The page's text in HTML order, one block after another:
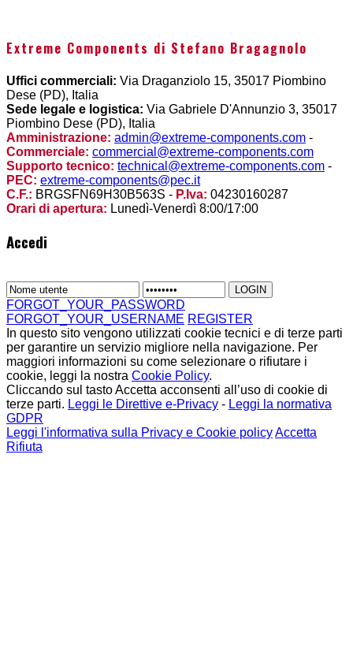
Extreme Components di Stefano Bragagnolo
Uffici commerciali: Via Draganziolo 15, 35017 Piombino
Dese (PD), Italia
Sede legale e logistica: Via Gabriele D'Annunzio 3, 35017
Piombino Dese (PD), Italia
Amministrazione: admin@extreme-components.com -
Commerciale: commercial@extreme-components.com
Supporto tecnico: technical@extreme-components.com -
PEC: extreme-components@pec.it
C.F.: BRGSFN69H30B563S - P.Iva: 04230160287
Orari di apertura: Lunedì-Venerdì 8:00/17:00
Accedi
FORGOT_YOUR_PASSWORD
FORGOT_YOUR_USERNAME REGISTER
In questo sito vengono utilizzati cookie tecnici e di terze parti
per garantire un servizio migliore nella navigazione. Per
maggiori informazioni su come selezionare o rifiutare i
cookie, leggi la nostra Cookie Policy.
Cliccando sul tasto Accetta acconsenti all’uso di cookie di
terze parti. Leggi le Direttive e-Privacy - Leggi la normativa
GDPR
Leggi l'informativa sulla Privacy e Cookie policyAccetta
Rifiuta